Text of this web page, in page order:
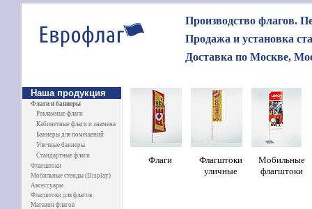
Производство флагов.
Продажа и установка
Доставка по Москве,
Наша продукция
Флаги и баннеры
Рекламные флаги
Кабинетные флаги и знамена
Баннеры для помещений
Уличные баннеры
Стандартные флаги
Флагштоки
Мобильные стенды (Display)
Аксессуары
Флагштоки для флагов
Магазин флагов
Флаги
Флагштоки
уличные
Мобильные
флагштоки